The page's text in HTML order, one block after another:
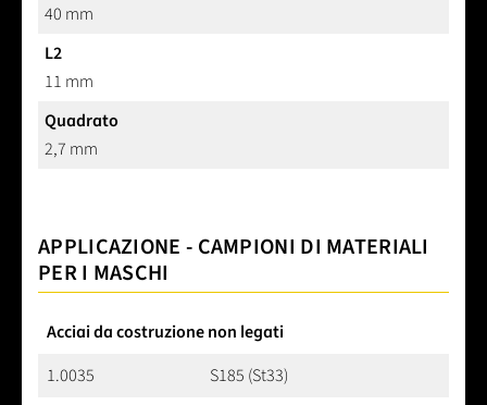
40 mm
L2
11 mm
Quadrato
2,7 mm
APPLICAZIONE - CAMPIONI DI MATERIALI
PER I MASCHI
Acciai da costruzione non legati
1.0035
S185 (St33)